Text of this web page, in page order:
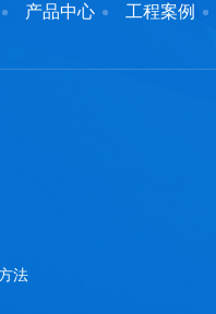
产品中心 工程案例
法